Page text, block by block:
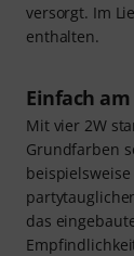
versorgt. Im
enthalten.
Einfach
Mit vier 2W
Grundfarben
das